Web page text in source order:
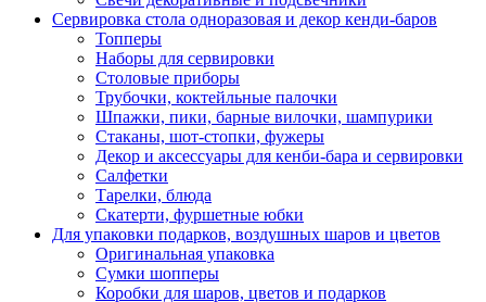
Сервировка стола одноразовая и декор кенди-баров
Топперы
Наборы для сервировки
Столовые приборы
Трубочки, коктейльные палочки
Шпажки, пики, барные вилочки, шампурики
Стаканы, шот-стопки, фужеры
Декор и аксессуары для кенби-бара и сервировки
Салфетки
Тарелки, блюда
Скатерти, фуршетные юбки
Для упаковки подарков, воздушных шаров и цветов
Оригинальная упаковка
Сумки шопперы
Коробки для шаров, цветов и подарков